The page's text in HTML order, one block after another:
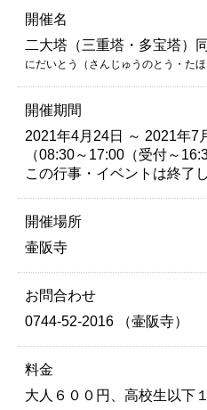
開催名
二大塔（三重塔・多宝塔）
にだいとう（さんじゅうのとう・た
開催期間
2021年4月24日 ～ 2021年7
（08:30～17:00（受付～
この行事・イベントは終了
開催場所
壷阪寺
お問合わせ
0744-52-2016 （壷阪寺）
料金
大人６００円、高校生以下